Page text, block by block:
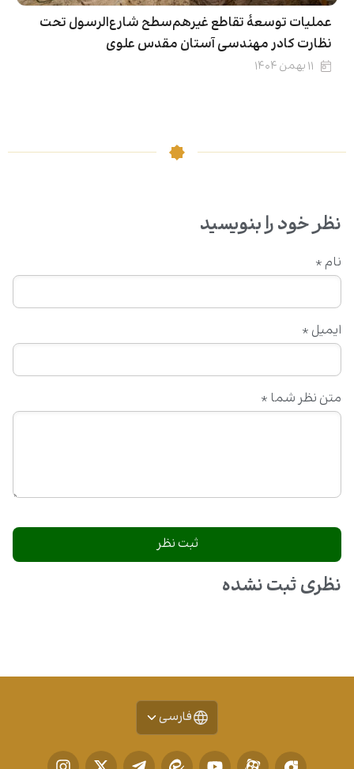
عملیات توسعهٔ تقاطع غیرهم‌سطح شارع‌الرسول تحت
نظارت کادر مهندسی آستان مقدس علوی
۱۱ بهمن ۱۴۰۴
نظر خود را بنویسید
متن نظر شما *
نام *
ایمیل *
نظری ثبت نشده
فارسی